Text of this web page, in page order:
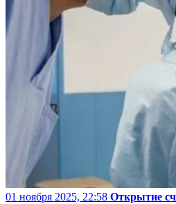
01 ноября 2025, 22:58 Открытие